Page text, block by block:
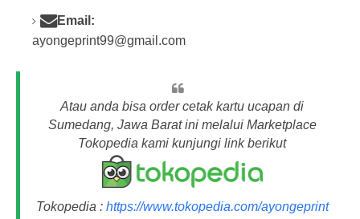
Email:
ayongeprint99@gmail.com
Atau anda bisa order cetak kartu ucapan di
Sumedang, Jawa Barat ini melalui Marketplace
Tokopedia kami kunjungi link berikut
Tokopedia : https://www.tokopedia.com/ayongeprint